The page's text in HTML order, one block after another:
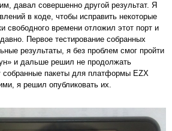
давал совершенно другой результат. Я
в коде, чтобы исправить некоторые
свободного времени отложил этот порт и
Первое тестирование собранных
результаты, я без проблем смог пройти
и дальше решил не продолжать
собранные пакеты для платформы EZX
я решил опубликовать их.